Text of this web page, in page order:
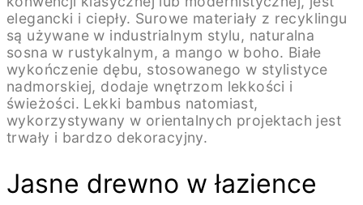
elegancki i ciepły. Surowe materiały z recyklingu
są używane w industrialnym stylu, naturalna
sosna w rustykalnym, a mango w boho. Białe
wykończenie dębu, stosowanego w stylistyce
nadmorskiej, dodaje wnętrzom lekkości i
świeżości. Lekki bambus natomiast,
wykorzystywany w orientalnych projektach jest
trwały i bardzo dekoracyjny.
Jasne drewno w łazience